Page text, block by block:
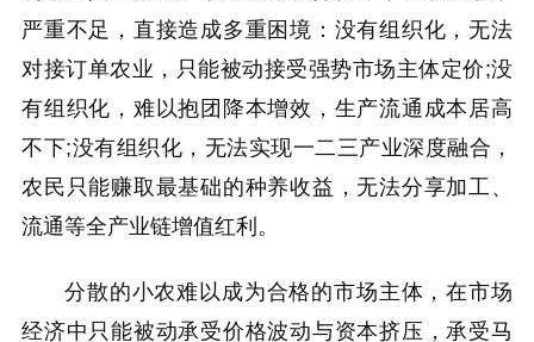
严重不足，直接造成多重困境：没有组织化，无法
对接订单农业，只能被动接受强势市场主体定价;没
有组织化，难以抱团降本增效，生产流通成本居高
不下;没有组织化，无法实现一二三产业深度融合，
农民只能赚取最基础的种养收益，无法分享加工、
流通等全产业链增值红利。
分散的小农难以成为合格的市场主体，在市场
经济中只能被动承受价格波动与资本挤压，承受马